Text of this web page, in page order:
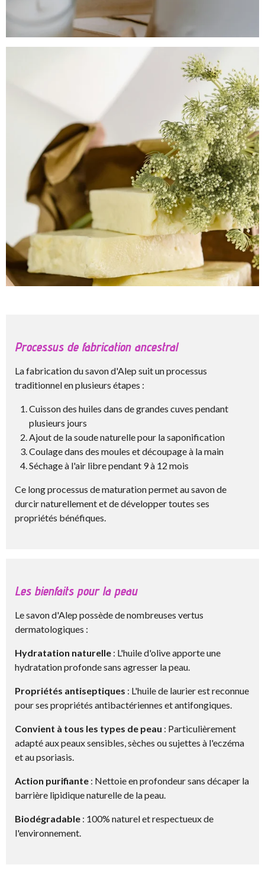
Processus de fabrication ancestral
La fabrication du savon d'Alep suit un processus
traditionnel en plusieurs étapes :
Cuisson des huiles dans de grandes cuves pendant
plusieurs jours
Ajout de la soude naturelle pour la saponification
Coulage dans des moules et découpage à la main
Séchage à l'air libre pendant 9 à 12 mois
Ce long processus de maturation permet au savon de
durcir naturellement et de développer toutes ses
propriétés bénéfiques.
Les bienfaits pour la peau
Le savon d'Alep possède de nombreuses vertus
dermatologiques :
Hydratation naturelle : L'huile d'olive apporte une
hydratation profonde sans agresser la peau.
Propriétés antiseptiques : L'huile de laurier est reconnue
pour ses propriétés antibactériennes et antifongiques.
Convient à tous les types de peau : Particulièrement
adapté aux peaux sensibles, sèches ou sujettes à l'eczéma
et au psoriasis.
Action purifiante : Nettoie en profondeur sans décaper la
barrière lipidique naturelle de la peau.
Biodégradable : 100% naturel et respectueux de
l'environnement.